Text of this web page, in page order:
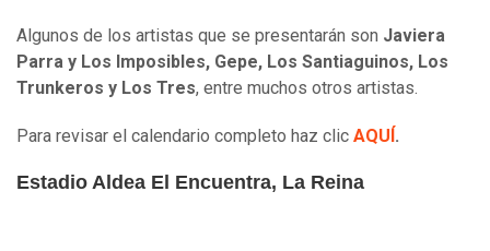
Algunos de los artistas que se presentarán son Javiera
Parra y Los Imposibles, Gepe, Los Santiaguinos, Los
Trunkeros y Los Tres, entre muchos otros artistas.
Para revisar el calendario completo haz clic AQUÍ .
Estadio Aldea El Encuentra, La Reina